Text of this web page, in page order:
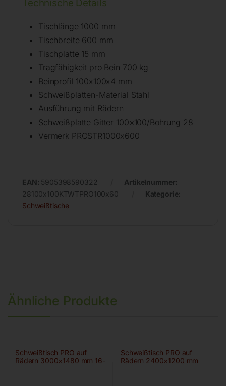
Technische Details
Tischlänge 1000 mm
Tischbreite 600 mm
Tischplatte 15 mm
Tragfähigkeit pro Bein 700 kg
Beinprofil 100x100x4 mm
Schweißplatten-Material Stahl
Ausführung mit Rädern
Schweißplatte Gitter 100×100/Bohrung 28
Vermerk PROSTR1000x600
EAN: 5905398590322
Artikelnummer:
28100x100KTWTPRO100x60
Kategorie:
Schweißtische
Ähnliche Produkte
Schweißtisch PRO auf
Rädern 3000×1480 mm 16-
Schweißtisch PRO auf
Rädern 2400×1200 mm